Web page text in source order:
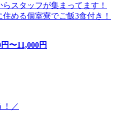
スタッフが集まってます！
める個室寮でご飯3食付き！
円〜11,000円
！／